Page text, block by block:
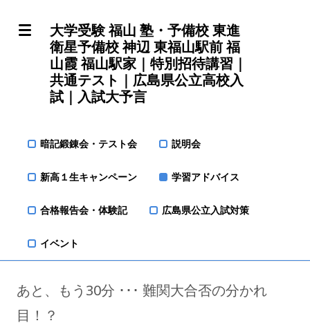
大学受験 福山 塾・予備校 東進
衛星予備校 神辺 東福山駅前 福
山霞 福山駅家｜特別招待講習｜
共通テスト｜広島県公立高校入
試｜入試大予言
暗記鍛錬会・テスト会 説明会
新高１生キャンペーン 学習アドバイス
合格報告会・体験記 広島県公立入試対策
イベント
あと、もう30分 ･･･ 難関大合否の分かれ
目！？